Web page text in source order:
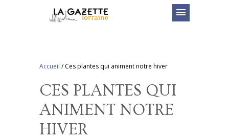
menu
Accueil /Ces plantes qui animent notre hiver
CES PLANTES QUI
ANIMENT NOTRE
HIVER